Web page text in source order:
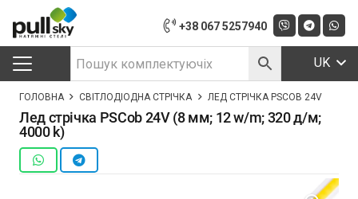
+38 067 5257940
UK
ГОЛОВНА СВІТЛОДІОДНА СТРІЧКА ЛЕД СТРІЧКА PSCOB 24V (8 ММ;
Лед стрічка PSCob 24V (8 мм; 12 w/m; 320 д/м;
4000 k)